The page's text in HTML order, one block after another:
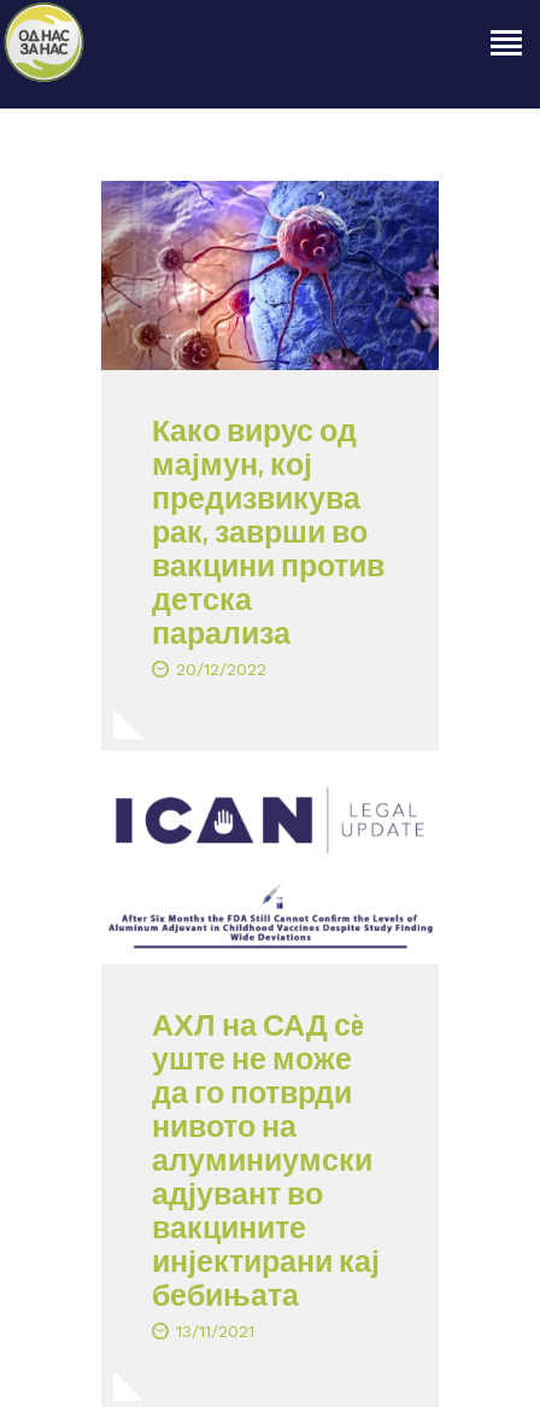
ЗА НАС
НАШЕ ПРАВО
ОБЈАВИ
ПРОЕКТИ
КОНТАКТ
Како вирус од
мајмун, кој
предизвикува
рак, заврши во
вакцини против
детска
парализа
20/12/2022
АХЛ на САД сè
уште не може
да го потврди
нивото на
алуминиумски
адјувант во
вакцините
инјектирани кај
бебињата
13/11/2021